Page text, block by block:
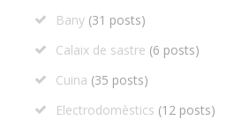
Bany (31 posts)
Calaix de sastre (6 posts)
Cuina (35 posts)
Electrodomèstics (12 posts)